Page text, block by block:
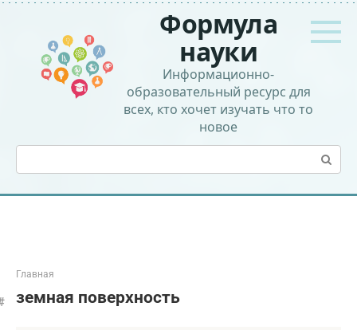
Перейти
контенту
Формула
науки
Информационно-
образовательный ресурс для
всех, кто хочет изучать что то
новое
Поиск:
Главная
земная поверхность